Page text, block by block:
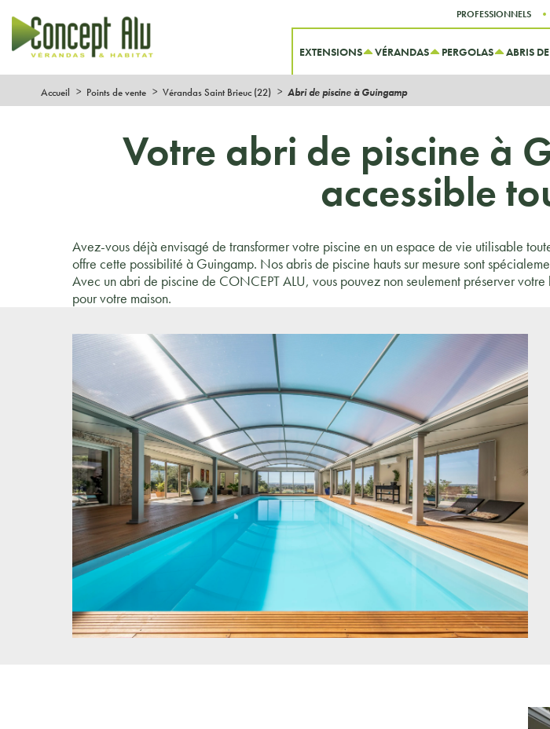
Aller au
Aller au
PROFESSIONNELS
EXTENSIONS VÉRANDAS PERGOLAS ABRIS
Accueil Points de vente Vérandas Saint Brieuc (22) Abri de piscine à Guingamp
Votre abri de piscine à
accessible
Avez-vous déjà envisagé de transformer votre piscine en un espace de vie utilisable
offre cette possibilité à Guingamp. Nos abris de piscine hauts sur mesure sont
Avec un abri de piscine de CONCEPT ALU, vous pouvez non seulement préserver
pour votre maison.